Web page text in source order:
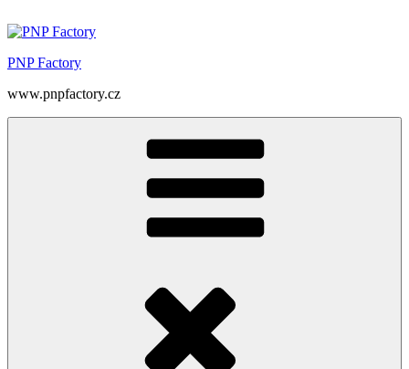
k
webu
PNP Factory
www.pnpfactory.cz